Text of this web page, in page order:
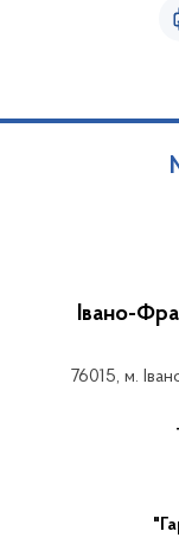
Івано-
76015, м.